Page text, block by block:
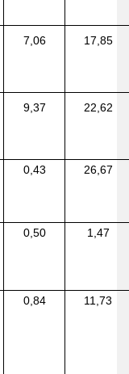
7,06 17,85
9,37 22,62
0,43 26,67
0,50 1,47
0,84 11,73